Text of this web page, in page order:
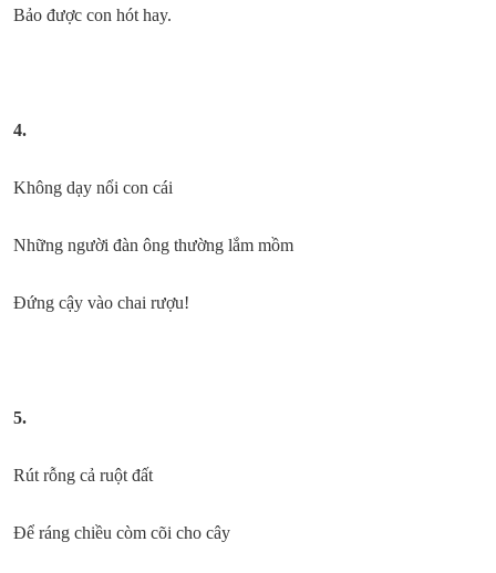
Bảo được con hót hay.
4.
Không dạy nổi con cái
Những người đàn ông thường lắm mồm
Đứng cậy vào chai rượu!
5.
Rút rỗng cả ruột đất
Để ráng chiều còm cõi cho cây